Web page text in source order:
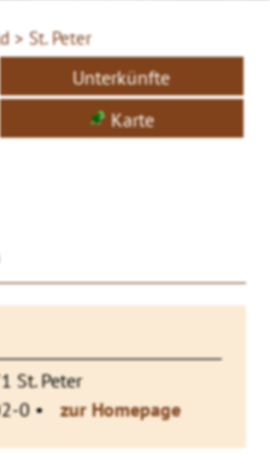
> St. Peter
Unterkünfte
Karte
St. Peter
0 •
zur Homepage